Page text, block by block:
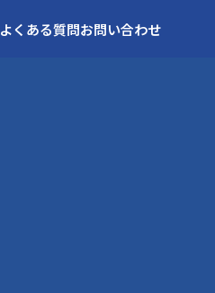
よくある質問お問い合わせ